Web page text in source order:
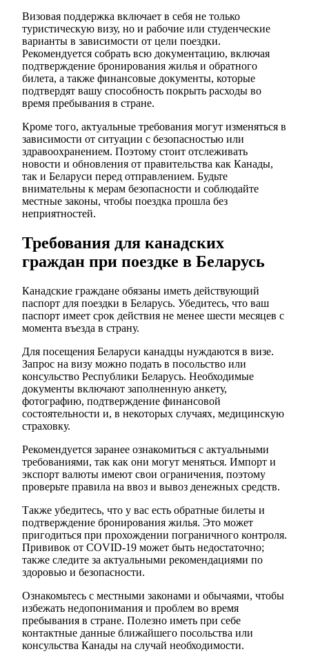
Визовая поддержка включает в себя не только
туристическую визу, но и рабочие или студенческие
варианты в зависимости от цели поездки.
Рекомендуется собрать всю документацию, включая
подтверждение бронирования жилья и обратного
билета, а также финансовые документы, которые
подтвердят вашу способность покрыть расходы во
время пребывания в стране.
Кроме того, актуальные требования могут изменяться в
зависимости от ситуации с безопасностью или
здравоохранением. Поэтому стоит отслеживать
новости и обновления от правительства как Канады,
так и Беларуси перед отправлением. Будьте
внимательны к мерам безопасности и соблюдайте
местные законы, чтобы поездка прошла без
неприятностей.
Требования для канадских
граждан при поездке в Беларусь
Канадские граждане обязаны иметь действующий
паспорт для поездки в Беларусь. Убедитесь, что ваш
паспорт имеет срок действия не менее шести месяцев с
момента въезда в страну.
Для посещения Беларуси канадцы нуждаются в визе.
Запрос на визу можно подать в посольство или
консульство Республики Беларусь. Необходимые
документы включают заполненную анкету,
фотографию, подтверждение финансовой
состоятельности и, в некоторых случаях, медицинскую
страховку.
Рекомендуется заранее ознакомиться с актуальными
требованиями, так как они могут меняться. Импорт и
экспорт валюты имеют свои ограничения, поэтому
проверьте правила на ввоз и вывоз денежных средств.
Также убедитесь, что у вас есть обратные билеты и
подтверждение бронирования жилья. Это может
пригодиться при прохождении пограничного контроля.
Прививок от COVID-19 может быть недостаточно;
также следите за актуальными рекомендациями по
здоровью и безопасности.
Ознакомьтесь с местными законами и обычаями, чтобы
избежать недопонимания и проблем во время
пребывания в стране. Полезно иметь при себе
контактные данные ближайшего посольства или
консульства Канады на случай необходимости.